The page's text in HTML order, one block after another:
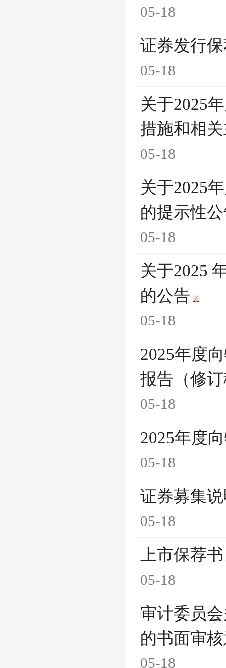
05-18
证券发行
05-18
关于2025
措施和相
05-18
关于2025
的提示性
05-18
关于2025
的公告
05-18
2025年度
报告（修
05-18
2025年度
05-18
证券募集
05-18
上市保荐书
05-18
审计委员
的书面审
05-18